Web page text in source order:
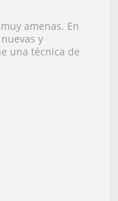
amenas. En
y
una técnica de